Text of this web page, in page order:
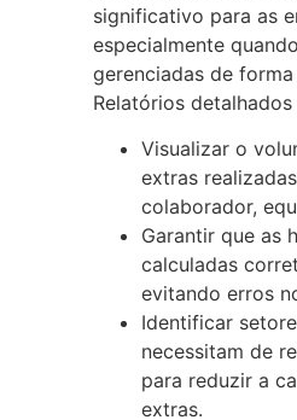
significativo para as
especialmente
gerenciadas de
Relatórios
Visualizar o
extras
colaborador,
Garantir que as
calculadas
evitando erros
Identificar
necessitam de
para reduzir a
extras.